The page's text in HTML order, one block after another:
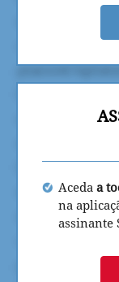
Aceda a
na
assinante